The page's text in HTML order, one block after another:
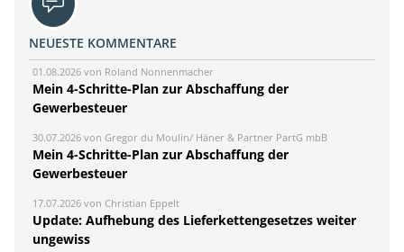
NEUESTE KOMMENTARE
01.08.2026 von Roland Nonnenmacher
Mein 4-Schritte-Plan zur Abschaffung der
Gewerbesteuer
30.07.2026 von Gregor du Moulin/ Häner & Partner PartG mbB
Mein 4-Schritte-Plan zur Abschaffung der
Gewerbesteuer
17.07.2026 von Christian Eppelt
Update: Aufhebung des Lieferkettengesetzes weiter
ungewiss